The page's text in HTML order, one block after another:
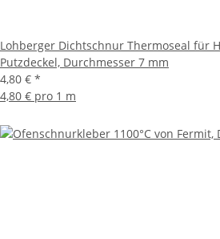
Lohberger Dichtschnur Thermoseal für
Putzdeckel, Durchmesser 7 mm
4,80 € *
4,80 € pro 1 m